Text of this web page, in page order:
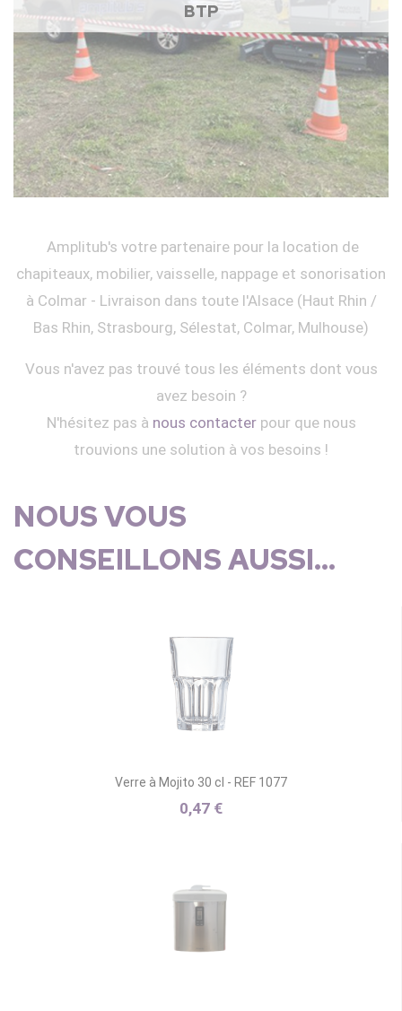
BTP
Amplitub's votre partenaire pour la location de
chapiteaux, mobilier, vaisselle, nappage et sonorisation
à Colmar - Livraison dans toute l'Alsace (Haut Rhin /
Bas Rhin, Strasbourg, Sélestat, Colmar, Mulhouse)
Vous n'avez pas trouvé tous les éléments dont vous
avez besoin ?
N'hésitez pas à nous contacterpour que nous
trouvions une solution à vos besoins !
NOUS VOUS
CONSEILLONS AUSSI...
Verre à Mojito 30 cl - REF 1077
0,47 €